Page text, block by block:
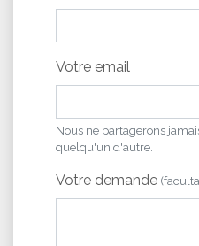
Votre email
Nous ne partagerons
quelqu'un d'autre.
Votre demande